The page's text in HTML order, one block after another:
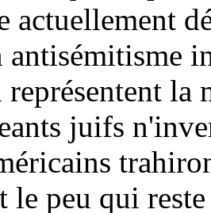
actuellement
antisémitisme
la
juifs
le peu qui